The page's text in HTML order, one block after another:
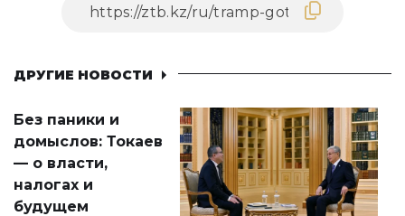
ДРУГИЕ НОВОСТИ
Без паники и
домыслов: Токаев
— о власти,
налогах и
будущем